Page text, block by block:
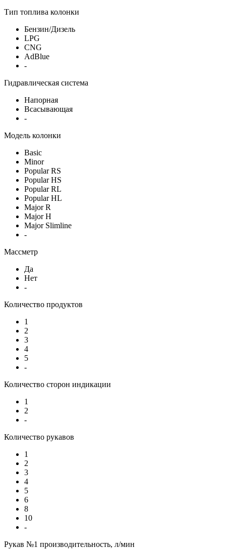
Тип топлива колонки
Бензин/Дизель
LPG
CNG
AdBlue
-
Гидравлическая система
Напорная
Всасывающая
-
Модель колонки
Basic
Minor
Popular RS
Popular HS
Popular RL
Popular HL
Major R
Major H
Major Slimline
-
Массметр
Да
Нет
-
Количество продуктов
1
2
3
4
5
-
Количество сторон индикации
1
2
-
Количество рукавов
1
2
3
4
5
6
8
10
-
Рукав №1 производительность, л/мин